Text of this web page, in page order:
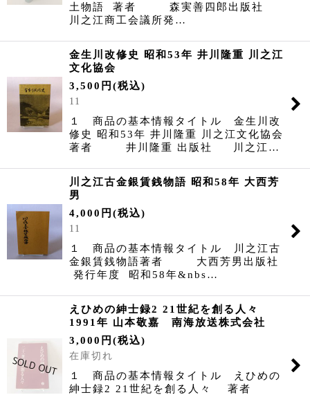
土物語 著者 森実善四郎出版社
川之江商工会議所発…
金生川改修史 昭和53年 井川隆重 川之江
文化協会
3,500 円 (税込)
11
１ 商品の基本情報タイトル 金生川改
修史 昭和53年 井川隆重 川之江文化協会
著者 井川隆重 出版社 川之江…
川之江古金銀賃銭物語 昭和58年 大西芳
男
4,000 円 (税込)
11
１ 商品の基本情報タイトル 川之江古
金銀賃銭物語著者 大西芳男出版社
発行年度 昭和58年&nbs…
えひめの紳士録2 21世紀を創る人々
1991年 山本敬嘉 南海放送株式会社
3,000 円 (税込)
在庫切れ
１ 商品の基本情報タイトル えひめの
紳士録2 21世紀を創る人々 著者